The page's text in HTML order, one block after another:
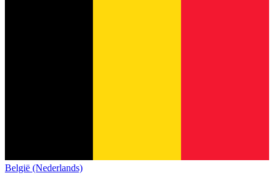
België (Nederlands)